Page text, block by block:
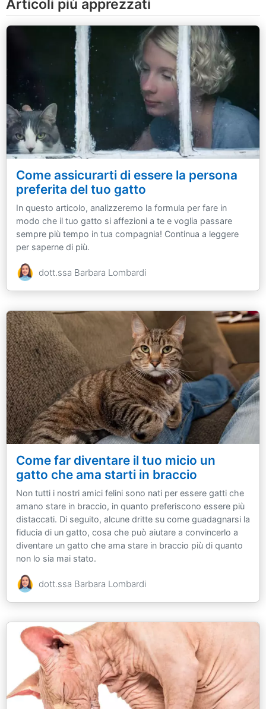
Articoli più apprezzati
Come assicurarti di essere la persona
preferita del tuo gatto
In questo articolo, analizzeremo la formula per fare in
modo che il tuo gatto si affezioni a te e voglia passare
sempre più tempo in tua compagnia! Continua a leggere
per saperne di più.
dott.ssa Barbara Lombardi
Come far diventare il tuo micio un
gatto che ama starti in braccio
Non tutti i nostri amici felini sono nati per essere gatti che
amano stare in braccio, in quanto preferiscono essere più
distaccati. Di seguito, alcune dritte su come guadagnarsi la
fiducia di un gatto, cosa che può aiutare a convincerlo a
diventare un gatto che ama stare in braccio più di quanto
non lo sia mai stato.
dott.ssa Barbara Lombardi